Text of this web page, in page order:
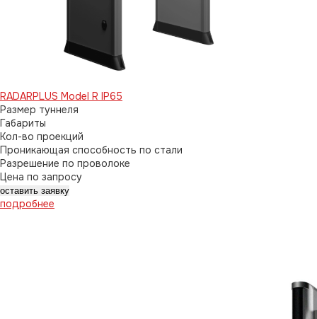
RADARPLUS Model R IP65
Размер туннеля
Габариты
Кол-во проекций
Проникающая способность по стали
Разрешение по проволоке
Цена по запросу
оставить заявку
подробнее